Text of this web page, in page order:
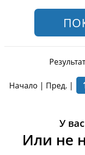
Начало | Пред. |
У
Или не